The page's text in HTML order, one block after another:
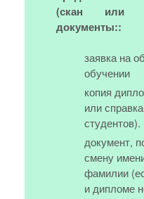
(скан или
документы::
заявка на
обучении
копия
или
студентов).
документ,
смену
фамилии
и дипломе